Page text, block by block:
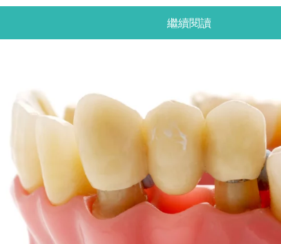
繼續閱讀